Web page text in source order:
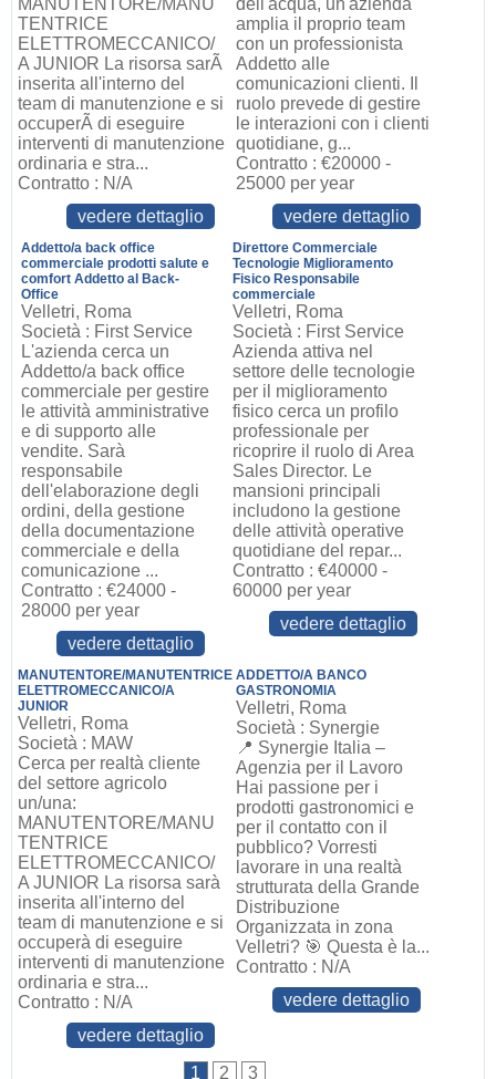
MANUTENTORE/MANU
TENTRICE
ELETTROMECCANICO/
A JUNIOR La risorsa sarÃ
inserita all'interno del
team di manutenzione e si
occuperÃ di eseguire
interventi di manutenzione
ordinaria e stra...
Contratto : N/A
vedere dettaglio
dell'acqua, un'azienda
amplia il proprio team
con un professionista
Addetto alle
comunicazioni clienti. Il
ruolo prevede di gestire
le interazioni con i clienti
quotidiane, g...
Contratto : €20000 -
25000 per year
vedere dettaglio
Addetto/a back office
commerciale prodotti salute e
comfort Addetto al Back-
Office
Velletri, Roma
Società : First Service
L'azienda cerca un
Addetto/a back office
commerciale per gestire
le attività amministrative
e di supporto alle
vendite. Sarà
responsabile
dell'elaborazione degli
ordini, della gestione
della documentazione
commerciale e della
comunicazione ...
Contratto : €24000 -
28000 per year
vedere dettaglio
Direttore Commerciale
Tecnologie Miglioramento
Fisico Responsabile
commerciale
Velletri, Roma
Società : First Service
Azienda attiva nel
settore delle tecnologie
per il miglioramento
fisico cerca un profilo
professionale per
ricoprire il ruolo di Area
Sales Director. Le
mansioni principali
includono la gestione
delle attività operative
quotidiane del repar...
Contratto : €40000 -
60000 per year
vedere dettaglio
MANUTENTORE/MANUTENTRICE
ELETTROMECCANICO/A
JUNIOR
Velletri, Roma
Società : MAW
Cerca per realtà cliente
del settore agricolo
un/una:
MANUTENTORE/MANU
TENTRICE
ELETTROMECCANICO/
A JUNIOR La risorsa sarà
inserita all'interno del
team di manutenzione e si
occuperà di eseguire
interventi di manutenzione
ordinaria e stra...
Contratto : N/A
vedere dettaglio
ADDETTO/A BANCO
GASTRONOMIA
Velletri, Roma
Società : Synergie
📍 Synergie Italia –
Agenzia per il Lavoro
Hai passione per i
prodotti gastronomici e
per il contatto con il
pubblico? Vorresti
lavorare in una realtà
strutturata della Grande
Distribuzione
Organizzata in zona
Velletri? 🎯 Questa è la...
Contratto : N/A
vedere dettaglio
1 2 3